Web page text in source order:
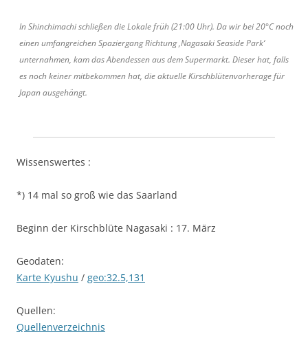
In Shinchimachi schließen die Lokale früh (21:00 Uhr). Da wir bei 20°C noch
einen umfangreichen Spaziergang Richtung ‚Nagasaki Seaside Park‘
unternahmen, kam das Abendessen aus dem Supermarkt. Dieser hat, falls
es noch keiner mitbekommen hat, die aktuelle Kirschblütenvorherage für
Japan ausgehängt.
Wissenswertes :
*) 14 mal so groß wie das Saarland
Beginn der Kirschblüte Nagasaki : 17. März
Geodaten:
Karte Kyushu / geo:32.5,131
Quellen:
Quellenverzeichnis